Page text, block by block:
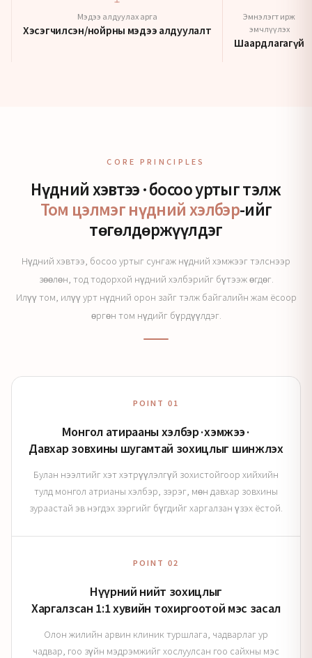
Мэдээ алдуулах арга
Хэсэгчилсэн/нойрны мэдээ алдуулалт
Эмнэлэгт ирж
эмчлүүлэх
Шаардлагагүй
CORE PRINCIPLES
Нүдний хэвтээ·босоо уртыг тэлж
Том цэлмэг нүдний хэлбэр-ийг
төгөлдөржүүлдэг
Нүдний хэвтээ, босоо уртыг сунгаж нүдний хэмжээг тэлснээр
зөөлөн, тод тодорхой нүдний хэлбэрийг бүтээж өгдөг.
Илүү том, илүү урт нүдний орон зайг тэлж байгалийн жам ёсоор
өргөн том нүдийг бүрдүүлдэг.
POINT 01
Монгол атирааны хэлбэр·хэмжээ·
Давхар зовхины шугамтай зохицлыг шинжлэх
Булан нээлтийг хэт хэтрүүлэлгүй зохистойгоор хийхийн
тулд монгол атрианы хэлбэр, зэрэг, мөн давхар зовхины
зураастай эв нэгдэх зэргийг бүгдийг харгалзан үзэх ёстой.
POINT 02
Нүүрний нийт зохицлыг
Харгалзсан 1:1 хувийн тохиргоотой мэс засал
Олон жилийн арвин клиник туршлага, чадварлаг ур
чадвар, гоо зүйн мэдрэмжийг хослуулсан гоо сайхны мэс